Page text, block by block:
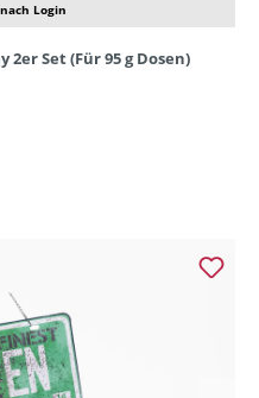
Login
2er Set (Für 95 g Dosen)